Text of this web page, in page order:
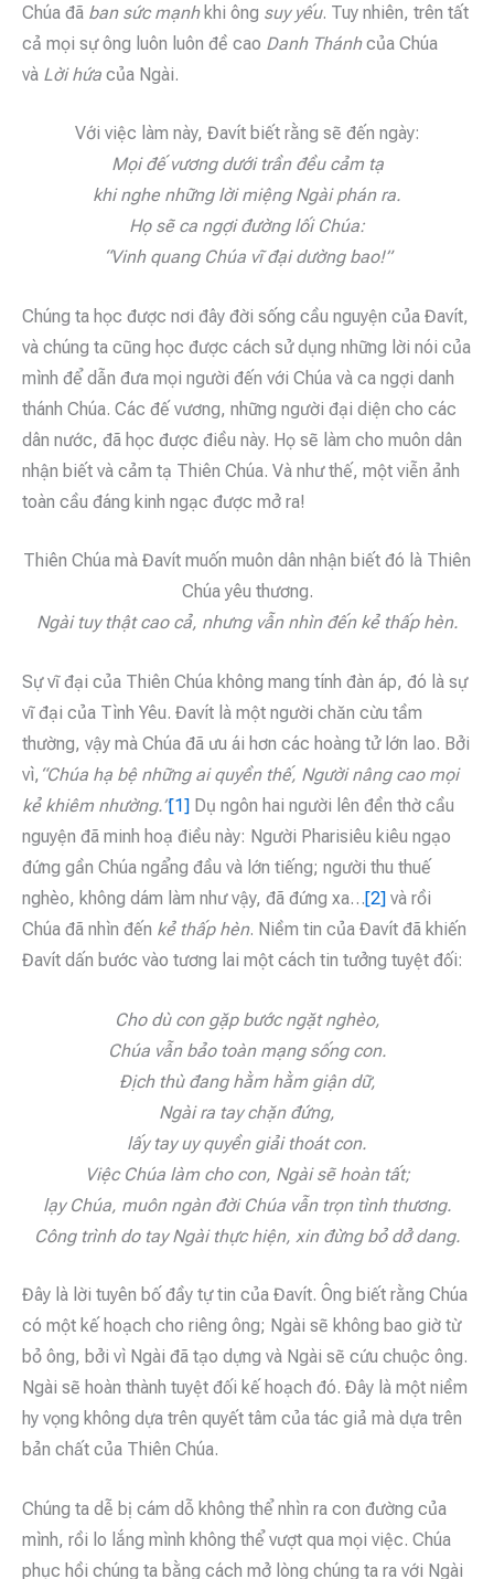
Chúa đã ban sức mạnhkhi ông suy yếu. Tuy nhiên, trên tất
cả mọi sự ông luôn luôn đề cao Danh Thánhcủa Chúa
và Lời hứa của Ngài.
Với việc làm này, Đavít biết rằng sẽ đến ngày:
Mọi đế vương dưới trần đều cảm tạ
khi nghe những lời miệng Ngài phán ra.
Họ sẽ ca ngợi đường lối Chúa:
“Vinh quang Chúa vĩ đại dường bao!”
Chúng ta học được nơi đây đời sống cầu nguyện của Đavít,
và chúng ta cũng học được cách sử dụng những lời nói của
mình để dẫn đưa mọi người đến với Chúa và ca ngợi danh
thánh Chúa. Các đế vương, những người đại diện cho các
dân nước, đã học được điều này. Họ sẽ làm cho muôn dân
nhận biết và cảm tạ Thiên Chúa. Và như thế, một viễn ảnh
toàn cầu đáng kinh ngạc được mở ra!
Thiên Chúa mà Đavít muốn muôn dân nhận biết đó là Thiên
Chúa yêu thương.
Ngài tuy thật cao cả, nhưng vẫn nhìn đến kẻ thấp hèn.
Sự vĩ đại của Thiên Chúa không mang tính đàn áp, đó là sự
vĩ đại của Tình Yêu. Đavít là một người chăn cừu tầm
thường, vậy mà Chúa đã ưu ái hơn các hoàng tử lớn lao. Bởi
vì, “Chúa hạ bệ những ai quyền thế, Người nâng cao mọi
kẻ khiêm nhường.”[1] Dụ ngôn hai người lên đền thờ cầu
nguyện đã minh hoạ điều này: Người Pharisiêu kiêu ngạo
đứng gần Chúa ngẩng đầu và lớn tiếng; người thu thuế
nghèo, không dám làm như vậy, đã đứng xa…[2] và rồi
Chúa đã nhìn đến kẻ thấp hèn. Niềm tin của Đavít đã khiến
Đavít dấn bước vào tương lai một cách tin tưởng tuyệt đối:
Cho dù con gặp bước ngặt nghèo,
Chúa vẫn bảo toàn mạng sống con.
Địch thù đang hằm hằm giận dữ,
Ngài ra tay chặn đứng,
lấy tay uy quyền giải thoát con.
Việc Chúa làm cho con, Ngài sẽ hoàn tất;
lạy Chúa, muôn ngàn đời Chúa vẫn trọn tình thương.
Công trình do tay Ngài thực hiện, xin đừng bỏ dở dang.
Đây là lời tuyên bố đầy tự tin của Đavít. Ông biết rằng Chúa
có một kế hoạch cho riêng ông; Ngài sẽ không bao giờ từ
bỏ ông, bởi vì Ngài đã tạo dựng và Ngài sẽ cứu chuộc ông.
Ngài sẽ hoàn thành tuyệt đối kế hoạch đó. Đây là một niềm
hy vọng không dựa trên quyết tâm của tác giả mà dựa trên
bản chất của Thiên Chúa.
Chúng ta dễ bị cám dỗ không thể nhìn ra con đường của
mình, rồi lo lắng mình không thể vượt qua mọi việc. Chúa
phục hồi chúng ta bằng cách mở lòng chúng ta ra với Ngài